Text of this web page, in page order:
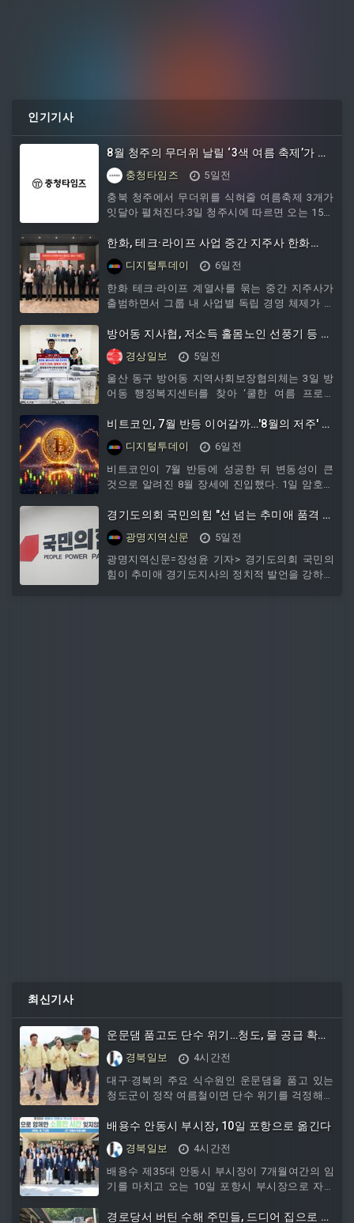
인기기사
8월 청주의 무더위 날릴 ‘3색 여름 축제’가 온
다
충청타임즈
5일전
충북 청주에서 무더위를 식혀줄 여름축제 3개가
잇달아 펼쳐진다.3일 청주시에 따르면 오는 15일
원에서 ‘2026 힙한 청주 페스티벌 in 제조창’이
열린다.청년들의 열정이 가득한 음악축제로 매일
오후 7시 30분부터 지역 예술가와 인기가수들의
공연을 선보인다.첫날인 15일에는 충청대 실용
댄스과 학생들의 주제 공연으로 시작으로 가수
째 날에는 청주에서 활동하는 힙합가수 어글리밤
을 비롯해 호미들, 기리보이, 싸이버거가 공연한
다.공
한화, 테크·라이프 사업 중간 지주사 한화
M&S 출범
디지털투데이
6일전
한화 테크·라이프 계열사를 묶는 중간 지주사가
출범하면서 그룹 내 사업별 독립 경영 체제가 본
서울 중구 더 플라자에서 출범 기념식을 열고 공
식 설립을 선언했다.한화 테크·라이프 계열사를
묶는 중간 지주사가 출범하면서 그룹 내 사업별
독립 경영 체제가 본격화됐다. 한화머시너리앤서
비스홀딩스는 3일 서울 중구 더 플라자에서 출범
회에서는 대표이사 선임, 각종 위원회 설치, 내부
규정 제정 등 주요
방어동 지사협, 저소득 홀몸노인 선풍기 등 지
원
경상일보
5일전
울산 동구 방어동 지역사회보장협의체는 3일 방
어동 행정복지센터를 찾아 ‘쿨한 여름 프로젝
풍기 20대와 쿨 베개 10개를 전달했다.
비트코인, 7월 반등 이어갈까…'8월의 저주' 온
다
디지털투데이
6일전
비트코인이 7월 반등에 성공한 뒤 변동성이 큰
것으로 알려진 8월 장세에 진입했다. 1일 암호화
인의 8월 평균 수익률은 1%를 소폭 웃돌지만, 중
앙값은 오히려 마이너스로 나타났다. 2017년
65% 급등과 같은 일부 강세장이 평균치를 끌어
올렸을 뿐, 대다수 해는 손실로 마감했다는 설명
이다.실제로 2022년 8월엔 9% 가까이 하락했고
경기도의회 국민의힘 "선 넘는 추미애 품격 떨
어져...재정 비상부터 해결하라"
광명지역신문
5일전
광명지역신문=장성윤 기자> 경기도의회 국민의
힘이 추미애 경기도지사의 정치적 발언을 강하게
최신기사
운문댐 품고도 단수 위기…청도, 물 공급 확대
건의경북일보
4시간전
대구·경북의 주요 식수원인 운문댐을 품고 있는
청도군이 정작 여름철이면 단수 위기를 걱정해야
량은 줄어드는 반면 폭염과 관광객 증가로 물 사
용량은 급증하면서 기존 정수·송수시설의 한계까
지 한꺼번에 드러나고 있기 때문이다.청도군은
단수 위기를
배용수 안동시 부시장, 10일 포항으로 옮긴다
경북일보
4시간전
배용수 제35대 안동시 부시장이 7개월여간의 임
기를 마치고 오는 10일 포항시 부시장으로 자리
장으로 취임한 뒤 권기창 시장을 보좌하며 산불
경로당서 버틴 수해 주민들, 드디어 집으로 돌